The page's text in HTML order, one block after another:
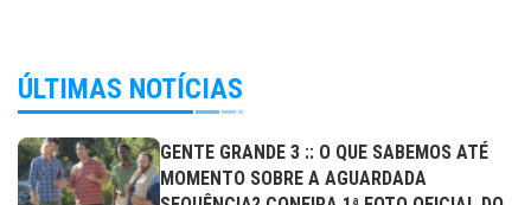
ÚLTIMAS NOTÍCIAS
GENTE GRANDE 3 :: O QUE SABEMOS ATÉ
MOMENTO SOBRE A AGUARDADA